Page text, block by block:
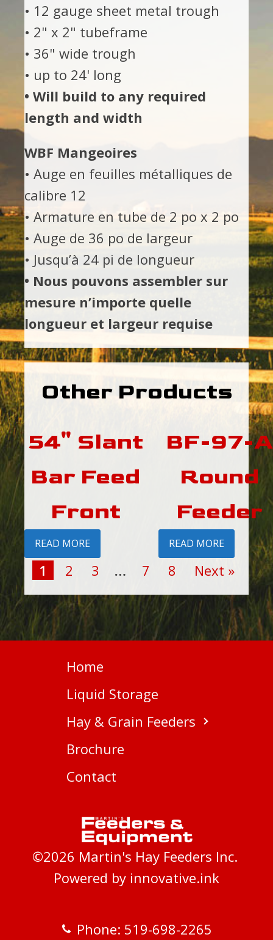
• 12 gauge sheet metal trough
• 2" x 2" tubeframe
• 36" wide trough
• up to 24' long
• Will build to any required
length and width
WBF Mangeoires
• Auge en feuilles métalliques de
calibre 12
• Armature en tube de 2 po x 2 po
• Auge de 36 po de largeur
• Jusqu’à 24 pi de longueur
• Nous pouvons assembler sur
mesure n’importe quelle
longueur et largeur requise
Other Products
54" Slant
Bar Feed
Front
READ MORE
BF-97-A
Round
Feeder
READ MORE
1 2 3 … 7 8 Next »
Home
Liquid Storage
Hay & Grain Feeders
Brochure
Contact
©2026 Martin's Hay Feeders Inc.
Powered by innovative.ink
Phone: 519-698-2265